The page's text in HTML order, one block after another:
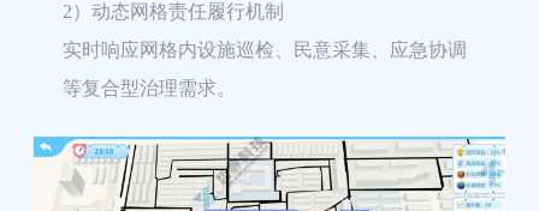
2）动态网格责任履行机制
实时响应网格内设施巡检、民意采集、应急协调
等复合型治理需求。